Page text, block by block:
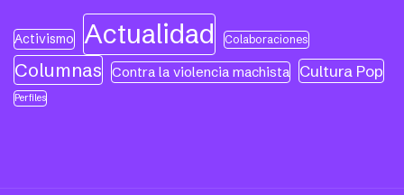
Activismo Actualidad Colaboraciones
Columnas Contra la violencia machista Cultura Pop
Perfiles